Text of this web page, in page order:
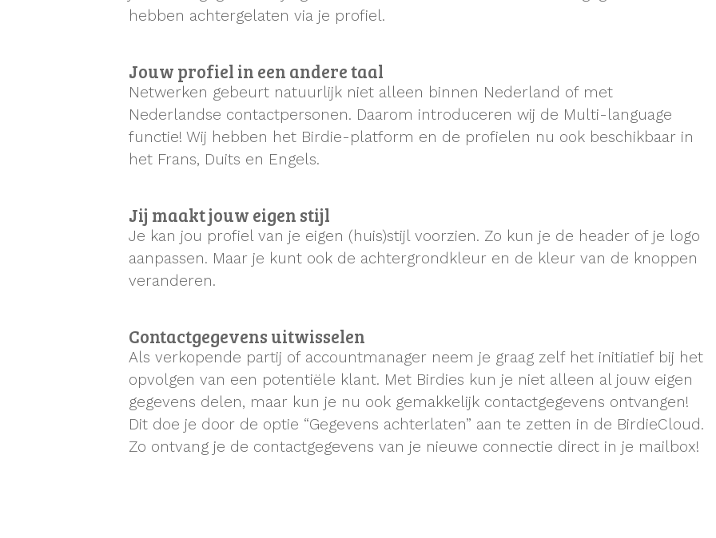
hebben achtergelaten via je profiel.
Jouw profiel in een andere taal
Netwerken gebeurt natuurlijk niet alleen binnen Nederland of met
Nederlandse contactpersonen. Daarom introduceren wij de Multi-language
functie! Wij hebben het Birdie-platform en de profielen nu ook beschikbaar in
het Frans, Duits en Engels.
Jij maakt jouw eigen stijl
Je kan jou profiel van je eigen (huis)stijl voorzien. Zo kun je de header of je logo
aanpassen. Maar je kunt ook de achtergrondkleur en de kleur van de knoppen
veranderen.
Contactgegevens uitwisselen
Als verkopende partij of accountmanager neem je graag zelf het initiatief bij het
opvolgen van een potentiële klant. Met Birdies kun je niet alleen al jouw eigen
gegevens delen, maar kun je nu ook gemakkelijk contactgegevens ontvangen!
Dit doe je door de optie “Gegevens achterlaten” aan te zetten in de BirdieCloud.
Zo ontvang je de contactgegevens van je nieuwe connectie direct in je mailbox!